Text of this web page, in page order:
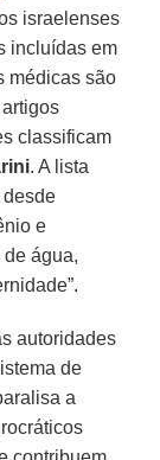
israelenses
incluídas em
médicas são
classificam
. A lista
e
água,
autoridades
de
a